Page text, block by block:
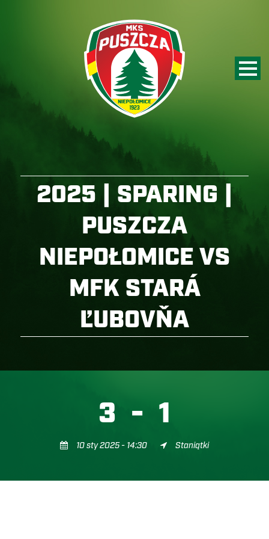
2025 | SPARING |
PUSZCZA
NIEPOŁOMICE VS
MFK STARÁ
ĽUBOVŇA
3 - 1
10 sty 2025 - 14:30 Staniątki